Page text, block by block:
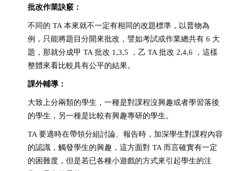
批改作業訣竅：
不同的 TA 本來就不一定有相同的改題標準，以普物為
例，只能將題目分開來批改，譬如考試或作業總共有 6 大
題，那就分成甲 TA 批改 1,3,5 ，乙 TA 批改 2,4,6 ，這樣
整體來看比較具有公平的結果。
課外輔導：
大致上分兩類的學生，一種是對課程沒興趣或者學習落後
的學生，另一種是比較有興趣專研的學生。
TA 要適時在帶領分組討論、報告時，加深學生對課程內容
的認識，觸發學生的興趣，這方面對 TA 而言確實有一定
的困難度，但是若已各種小遊戲的方式來引起學生的注